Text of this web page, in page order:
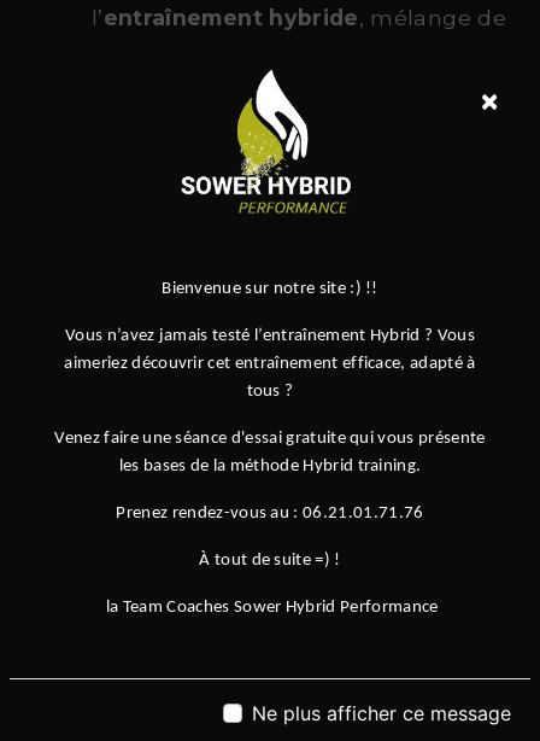
×
Bienvenue sur notre site :) !!
Vous n’avez jamais testé l’entraînement Hybrid ? Vous
aimeriez découvrir cet entraînement efficace, adapté à
tous ?
Venez faire une séance d'essai gratuite qui vous présente
les bases de la méthode Hybrid training.
Prenez rendez-vous au : 06.21.01.71.76
À tout de suite =) !
la Team Coaches Sower Hybrid Performance
Ne plus afficher ce message
l’entraînement hybride, mélange de
Des équipements de haute qualité
Une ambiance conviviale et
motivante
Des programmes adaptés à tous :
confirmés
Des spécialités reconnues comme le
Hyrox, ou encore lehybrid
Rejoignez la Communauté Sower près de
progresser dans votre discipline, ou simplement
Sower Hybrid Performancevous accueille
communauté de sportifs motivés.